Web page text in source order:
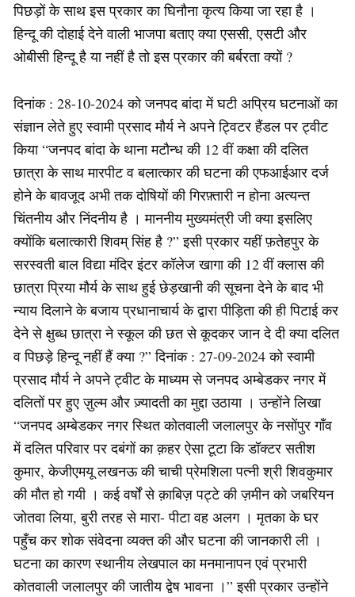
पिछड़ों के साथ इस प्रकार का घिनौना कृत्य किया जा रहा है ।
हिन्दू की दोहाई देने वाली भाजपा बताए क्या एससी, एसटी और
ओबीसी हिन्दू है या नहीं है तो इस प्रकार की बर्बरता क्यों ?
दिनांक : 28-10-2024 को जनपद बांदा में घटी अप्रिय घटनाओं का
संज्ञान लेते हुए स्वामी प्रसाद मौर्य ने अपने ट्विटर हैंडल पर ट्वीट
किया “जनपद बांदा के थाना मटौन्ध की 12 वीं कक्षा की दलित
छात्रा के साथ मारपीट व बलात्कार की घटना की एफआईआर दर्ज
होने के बावजूद अभी तक दोषियों की गिरफ़्तारी न होना अत्यन्त
चिंतनीय और निंदनीय है । माननीय मुख्यमंत्री जी क्या इसलिए
क्योंकि बलात्कारी शिवम् सिंह है ?” इसी प्रकार यहीं फ़तेहपुर के
सरस्वती बाल विद्या मंदिर इंटर कॉलेज खागा की 12 वीं क्लास की
छात्रा प्रिया मौर्य के साथ हुई छेड़खानी की सूचना देने के बाद भी
न्याय दिलाने के बजाय प्रधानाचार्य के द्वारा पीड़िता की ही पिटाई कर
देने से क्षुब्ध छात्रा ने स्कूल की छत से कूदकर जान दे दी क्या दलित
व पिछड़े हिन्दू नहीं हैं क्या ?” दिनांक : 27-09-2024 को स्वामी
प्रसाद मौर्य ने अपने ट्वीट के माध्यम से जनपद अम्बेडकर नगर में
दलितों पर हुए ज़ुल्म और ज़्यादती का मुद्दा उठाया । उन्होंने लिखा
“जनपद अम्बेडकर नगर स्थित कोतवाली जलालपुर के नसोंपुर गाँव
में दलित परिवार पर दबंगों का क़हर ऐसा टूटा कि डॉक्टर सतीश
कुमार, केजीएमयू लखनऊ की चाची प्रेमशिला पत्नी श्री शिवकुमार
की मौत हो गयी । कई वर्षों से क़ाबिज़ पट्टे की ज़मीन को जबरियन
जोतवा लिया, बुरी तरह से मारा- पीटा वह अलग । मृतका के घर
पहुँच कर शोक संवेदना व्यक्त की और घटना की जानकारी ली ।
घटना का कारण स्थानीय लेखपाल का मनमानापन एवं प्रभारी
कोतवाली जलालपुर की जातीय द्वेष भावना ।” इसी प्रकार उन्होंने